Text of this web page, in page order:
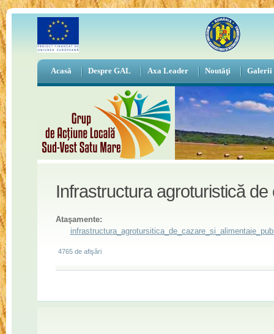
Acasă Despre GAL Axa Leader Noutăţi Galerii
Infrastructura agroturistică
Ataşamente:
4765 de afişări